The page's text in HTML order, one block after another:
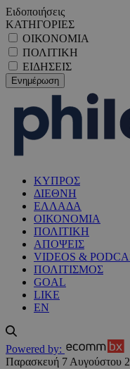
Ειδοποιήσεις
ΚΑΤΗΓΟΡΙΕΣ
ΟΙΚΟΝΟΜΙΑ
ΠΟΛΙΤΙΚΗ
ΕΙΔΗΣΕΙΣ
ΚΥΠΡΟΣ
ΔΙΕΘΝΗ
ΕΛΛΑΔΑ
ΟΙΚΟΝΟΜΙΑ
ΠΟΛΙΤΙΚΗ
ΑΠΟΨΕΙΣ
VIDEOS &
ΠΟΛΙΤΙΣΜΟΣ
GOAL
LIKE
EN
Powered by:
Παρασκευή 7 Αυγούστου